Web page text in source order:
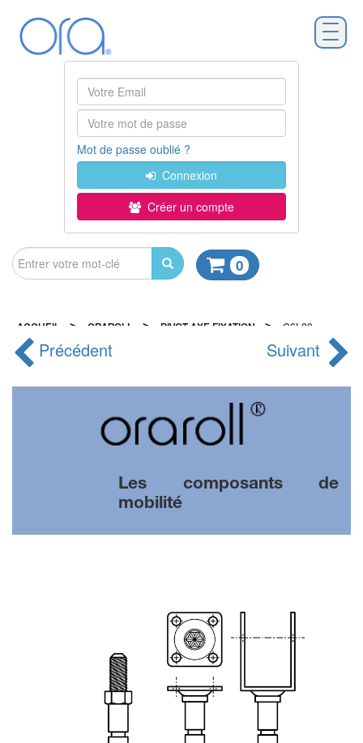
Mot de passe oublié ?
Connexion
Créer un compte
0
ACCUEIL > ORAROLL > PIVOT AXE FIXATION > G6L20
Précédent Suivant
Les composants de
mobilité